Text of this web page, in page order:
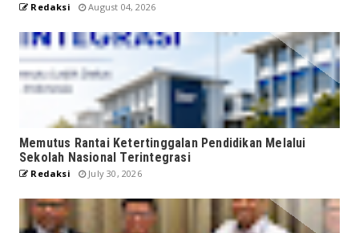
Redaksi August 04, 2026
Memutus Rantai Ketertinggalan Pendidikan Melalui
Sekolah Nasional Terintegrasi
Redaksi July 30, 2026